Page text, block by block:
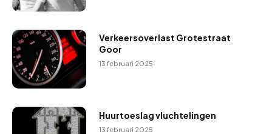
Verkeersoverlast Grotestraat
Goor
13 februari 2025
Huurtoeslag vluchtelingen
13 februari 2025